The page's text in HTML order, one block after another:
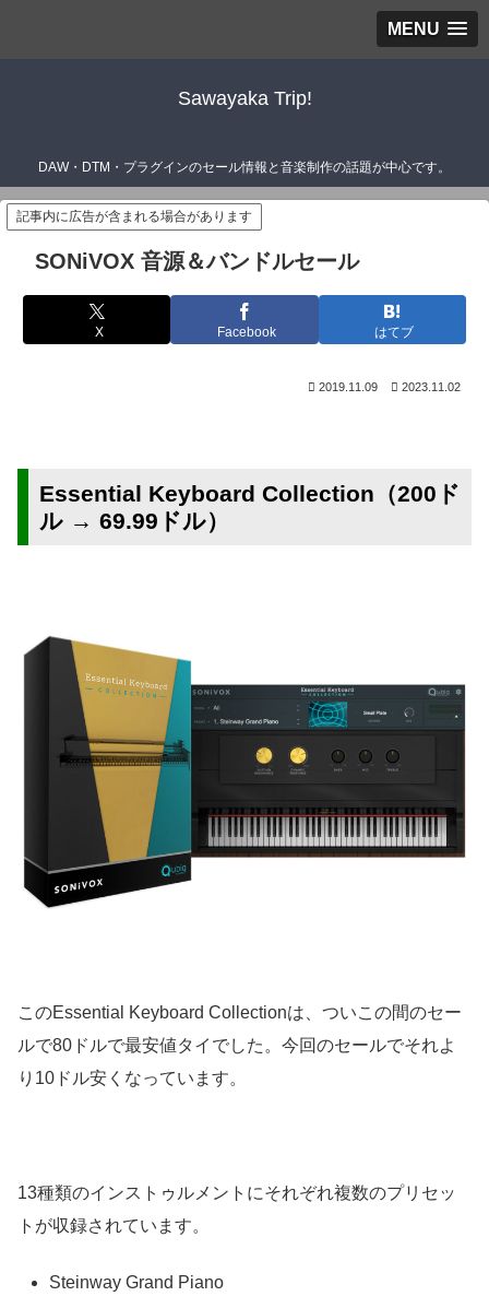
MENU
Sawayaka Trip!
DAW・DTM・プラグインのセール情報と音楽制作の話題が中心です。
記事内に広告が含まれる場合があります
SONiVOX 音源＆バンドルセール
X Facebook はてブ
2019.11.09 2023.11.02
Essential Keyboard Collection（200ド
ル → 69.99ドル）
このEssential Keyboard Collectionは、ついこの間のセー
ルで80ドルで最安値タイでした。今回のセールでそれよ
り10ドル安くなっています。
13種類のインストゥルメントにそれぞれ複数のプリセッ
トが収録されています。
Steinway Grand Piano